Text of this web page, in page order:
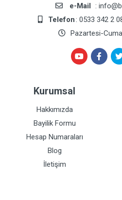
e-Mail :
Telefon: 0533 342 2
Pazartesi-
Kurumsal
Hakkımızda
Bayilik Formu
Hesap Numaraları
Blog
İletişim